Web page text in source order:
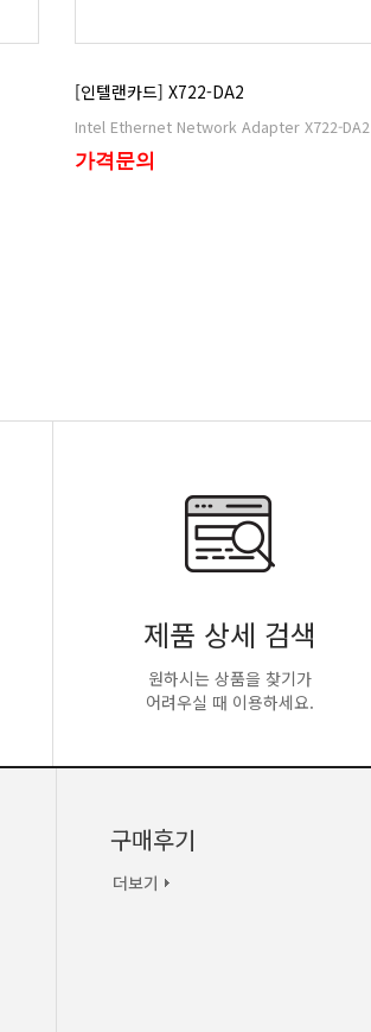
[인텔랜카드] X722-DA2
Intel Ethernet Network Adapter X722-DA2
가격문의
제품 상세 검색
원하시는 상품을 찾기가
어려우실 때 이용하세요.
구매후기